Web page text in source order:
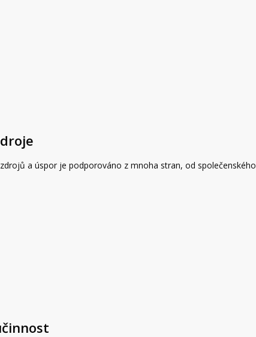
a úspor je podporováno z mnoha stran, od společenského